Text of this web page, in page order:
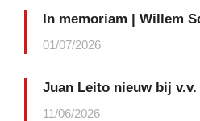
In memoriam | Willem
01/07/2026
Juan Leito nieuw bij v.v.
11/06/2026